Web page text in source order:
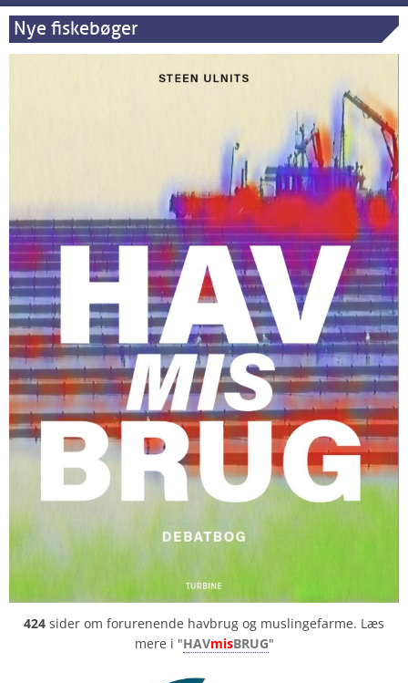
Nye fiskebøger
424 sider om forurenende havbrug og muslingefarme. Læs
mere i "HAVmisBRUG"